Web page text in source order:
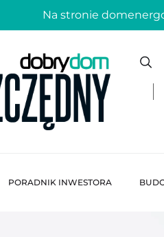
Na stronie
PORADNIK INWESTORA